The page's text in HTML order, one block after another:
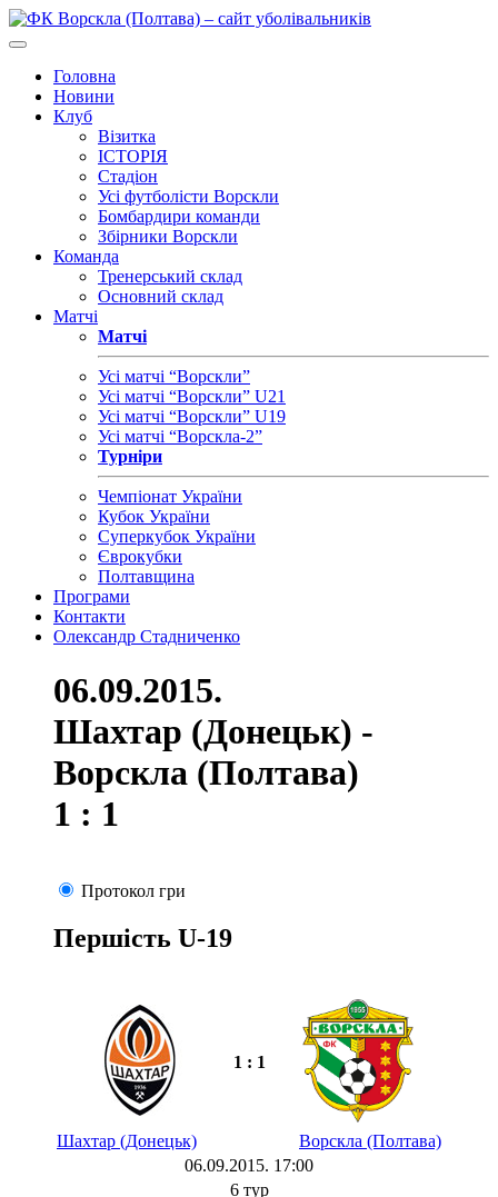
Головна
Новини
Клуб
Візитка
ІСТОРІЯ
Стадіон
Усі футболісти Ворскли
Бомбардири команди
Збірники Ворскли
Команда
Тренерський склад
Основний склад
Матчі
Матчі
Усі матчі “Ворскли”
Усі матчі “Ворскли” U21
Усі матчі “Ворскли” U19
Усі матчі “Ворскла-2”
Турніри
Чемпіонат України
Кубок України
Суперкубок України
Єврокубки
Полтавщина
Програми
Контакти
Олександр Стадниченко
06.09.2015.
Шахтар (Донецьк) -
Ворскла (Полтава)
1 : 1
Протокол гри
Першість U-19
1 : 1
Шахтар (Донецьк)
Ворскла (Полтава)
06.09.2015. 17:00
6 тур